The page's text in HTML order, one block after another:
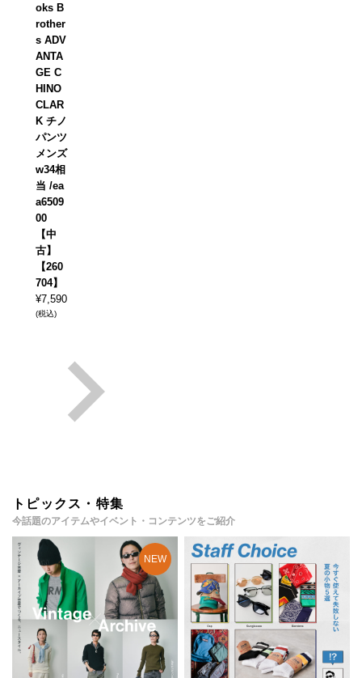
oks B
rother
s ADV
ANTA
GE C
HINO
CLAR
K チノ
パンツ
メンズ
w34相
当 /ea
a6509
00
【中
古】
【260
704】
¥7,590
(税込)
トピックス・特集
今話題のアイテムやイベント・コンテンツをご紹介